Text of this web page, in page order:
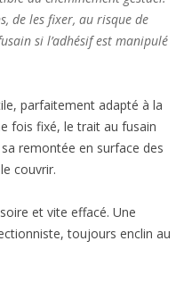
de les fixer, au risque de
si l’adhésif est manipulé
parfaitement adapté à la
fois fixé, le trait au fusain
remontée en surface des
couvrir.
et vite effacé. Une
toujours enclin au